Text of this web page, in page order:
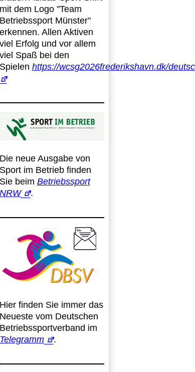
mit dem Logo "Team
Betriebssport Münster"
erkennen. Allen Aktiven
viel Erfolg und vor allem
viel Spaß bei den
Spielen https://wcsg2026frederikshavn.dk/
Die neue Ausgabe von
Sport im Betrieb finden
Sie beim Betriebssport
NRW
.
Hier finden Sie immer das
Neueste vom Deutschen
Betriebssportverband im
Telegramm
.